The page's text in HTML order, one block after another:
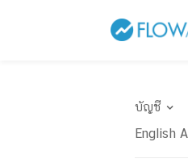
บัญชี
English